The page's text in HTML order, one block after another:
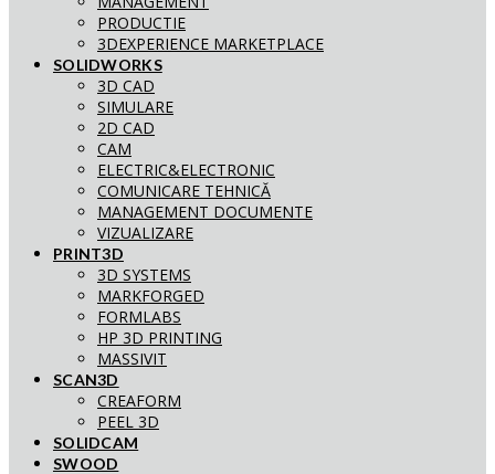
PRODUCTIE
3DEXPERIENCE MARKETPLACE
SOLIDWORKS
3D CAD
SIMULARE
2D CAD
CAM
ELECTRIC&ELECTRONIC
COMUNICARE TEHNICĂ
MANAGEMENT DOCUMENTE
VIZUALIZARE
PRINT3D
3D SYSTEMS
MARKFORGED
FORMLABS
HP 3D PRINTING
MASSIVIT
SCAN3D
CREAFORM
PEEL 3D
SOLIDCAM
SWOOD